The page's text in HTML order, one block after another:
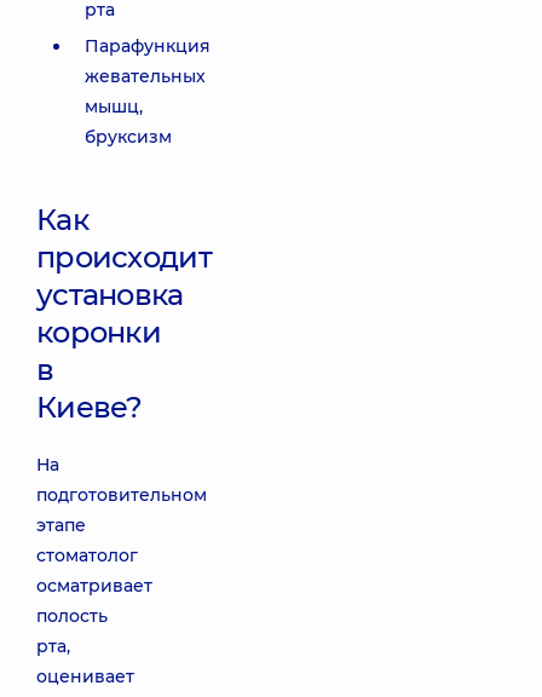
рта
Парафункция
жевательных
мышц,
бруксизм
Как
происходит
установка
коронки
в
Киеве?
На
подготовительном
этапе
стоматолог
осматривает
полость
рта,
оценивает